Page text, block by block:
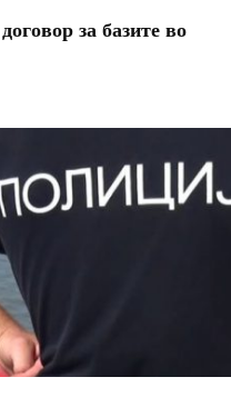
за базите во